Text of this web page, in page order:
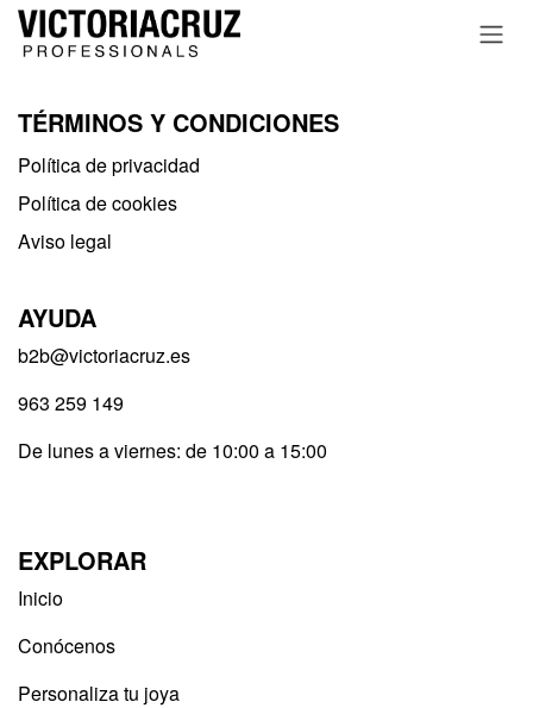
Ir al contenido
TÉRMINOS Y CONDICIONES
Política de privacidad​
Política de cookies
Aviso legal
AYUDA
b2b@victoriacruz.es
963 259 149
De lunes a viernes: de 10:00 a 15:00
EXPLORAR
Inicio
Conócenos
Personaliza tu joya